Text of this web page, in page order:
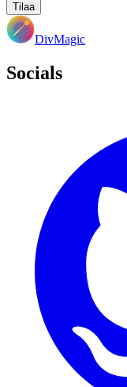
Tilaa
DivMagic
Socials